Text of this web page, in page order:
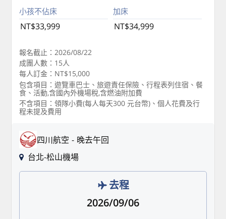
小孩不佔床
NT$33,999
加床
NT$34,999
報名截止：2026/08/22
成團人數：15人
每人訂金：NT$15,000
包含項目：遊覽車巴士、旅遊責任保險、行程表列住宿、餐
食、活動,含國內外機場稅,含燃油附加費
不含項目：領隊小費(每人每天300 元台幣)、個人花費及行
程未提及費用
四川航空
晚去午回
台北-松山機場
去程
2026/09/06